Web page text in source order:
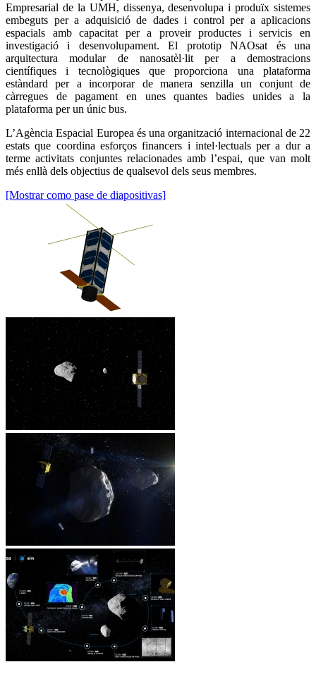
Empresarial de la UMH, dissenya, desenvolupa i produïx sistemes
embeguts per a adquisició de dades i control per a aplicacions
espacials amb capacitat per a proveir productes i servicis en
investigació i desenvolupament. El prototip NAOsat és una
arquitectura modular de nanosatèl·lit per a demostracions
científiques i tecnològiques que proporciona una plataforma
estàndard per a incorporar de manera senzilla un conjunt de
càrregues de pagament en unes quantes badies unides a la
plataforma per un únic bus.
L’Agència Espacial Europea és una organització internacional de 22
estats que coordina esforços financers i intel·lectuals per a dur a
terme activitats conjuntes relacionades amb l’espai, que van molt
més enllà dels objectius de qualsevol dels seus membres.
[Mostrar como pase de diapositivas]